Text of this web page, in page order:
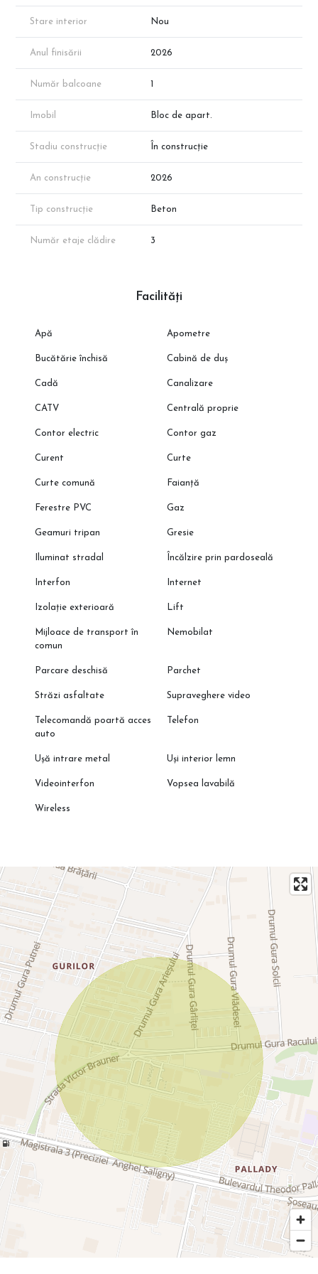
📞 Programează o vizionare și compară-l rațional cu alte
poate folosi, nu doar se poate măsura.
Stare interior Nou
Anul finisării 2026
Număr balcoane 1
Imobil Bloc de apart.
Stadiu construcție În construcție
An construcție 2026
Tip construcție Beton
Număr etaje clădire 3
Facilități
Apă Apometre
Bucătărie închisă Cabină de duș
Cadă Canalizare
CATV Centrală proprie
Contor electric Contor gaz
Curent Curte
Curte comună Faianță
Ferestre PVC Gaz
Geamuri tripan Gresie
Iluminat stradal Încălzire prin pardoseală
Interfon Internet
Izolație exterioară Lift
Mijloace de transport în
comun
Nemobilat
Parcare deschisă Parchet
Străzi asfaltate Supraveghere video
Telecomandă poartă acces
auto
Telefon
Ușă intrare metal Uși interior lemn
Videointerfon Vopsea lavabilă
Wireless